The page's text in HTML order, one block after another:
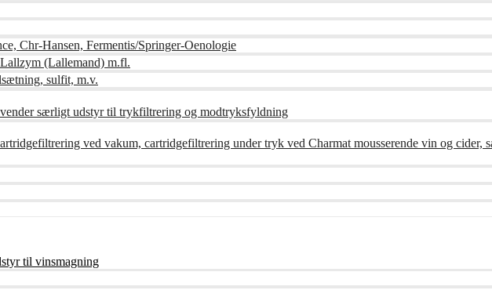
Chr-Hansen, Fermentis/Springer-Oenologie
(Lallemand) m.fl.
sulfit, m.v.
særligt udstyr til trykfiltrering og modtryksfyldning
ved vakum, cartridgefiltrering under tryk ved Charmat mousserende vin og cider,
til vinsmagning